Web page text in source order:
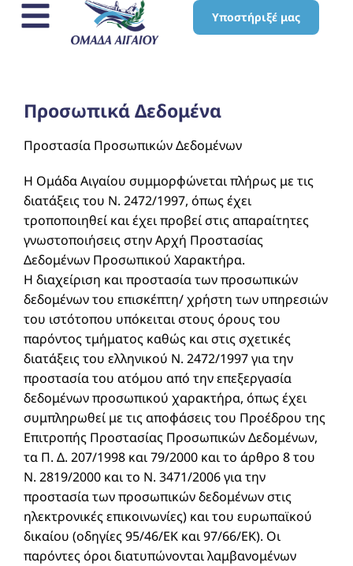
Υποστήριξέ μας
Προσωπικά Δεδομένα
Προστασία Προσωπικών Δεδομένων
Η Ομάδα Αιγαίου συμμορφώνεται πλήρως με τις
διατάξεις του Ν. 2472/1997, όπως έχει
τροποποιηθεί και έχει προβεί στις απαραίτητες
γνωστοποιήσεις στην Αρχή Προστασίας
Δεδομένων Προσωπικού Χαρακτήρα.
Η διαχείριση και προστασία των προσωπικών
δεδομένων του επισκέπτη/ χρήστη των υπηρεσιών
του ιστότοπου υπόκειται στους όρους του
παρόντος τμήματος καθώς και στις σχετικές
διατάξεις του ελληνικού Ν. 2472/1997 για την
προστασία του ατόμου από την επεξεργασία
δεδομένων προσωπικού χαρακτήρα, όπως έχει
συμπληρωθεί με τις αποφάσεις του Προέδρου της
Επιτροπής Προστασίας Προσωπικών Δεδομένων,
τα Π. Δ. 207/1998 και 79/2000 και το άρθρο 8 του
Ν. 2819/2000 και το Ν. 3471/2006 για την
προστασία των προσωπικών δεδομένων στις
ηλεκτρονικές επικοινωνίες) και του ευρωπαϊκού
δικαίου (οδηγίες 95/46/ΕΚ και 97/66/ΕΚ). Οι
παρόντες όροι διατυπώνονται λαμβανομένων